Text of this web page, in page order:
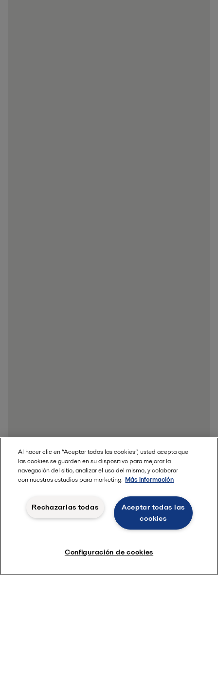
Al hacer clic en “Aceptar todas las cookies”, usted acepta que
las cookies se guarden en su dispositivo para mejorar la
navegación del sitio, analizar el uso del mismo, y colaborar
con nuestros estudios para marketing. Más información
Aceptar todas las
cookies
Rechazarlas todas
Configuración de cookies